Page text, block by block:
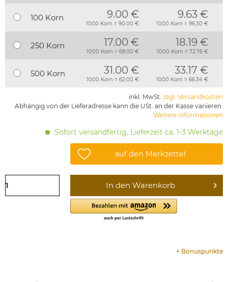
100 Korn 9.00 €
1000 Korn = 90.00 €
9.63 €
1000 Korn = 96.30 €
250 Korn 17.00 €
1000 Korn = 68.00 €
18.19 €
1000 Korn = 72.76 €
500 Korn 31.00 €
1000 Korn = 62.00 €
33.17 €
1000 Korn = 66.34 €
inkl. MwSt. zzgl. Versandkosten
Abhängig von der Lieferadresse kann die USt. an der Kasse variieren.
Weitere Informationen
Sofort versandfertig, Lieferzeit ca. 1-3 Werktage
auf den Merkzettel
In den Warenkorb
+ Bonuspunkte